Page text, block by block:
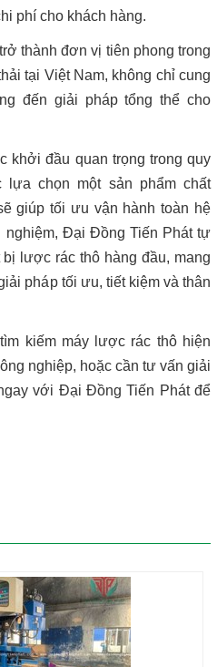
phí cho khách hàng.
thành đơn vị tiên phong trong
tại Việt Nam, không chỉ cung
đến giải pháp tổng thể cho
khởi đầu quan trọng trong quy
chọn một sản phẩm chất
giúp tối ưu vận hành toàn hệ
Đại Đồng Tiến Phát tự
lược rác thô hàng đầu, mang
pháp tối ưu, tiết kiệm và thân
kiếm máy lược rác thô hiện
nghiệp, hoặc cần tư vấn giải
với Đại Đồng Tiến Phát để